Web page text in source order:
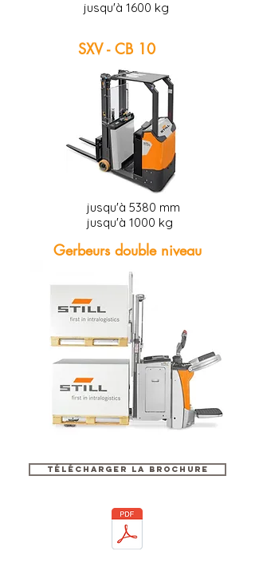
jusqu'à 1600 kg
SXV - CB 10
jusqu'à 5380 mm
jusqu'à 1000 kg
Gerbeurs double niveau
Télécharger la brochure